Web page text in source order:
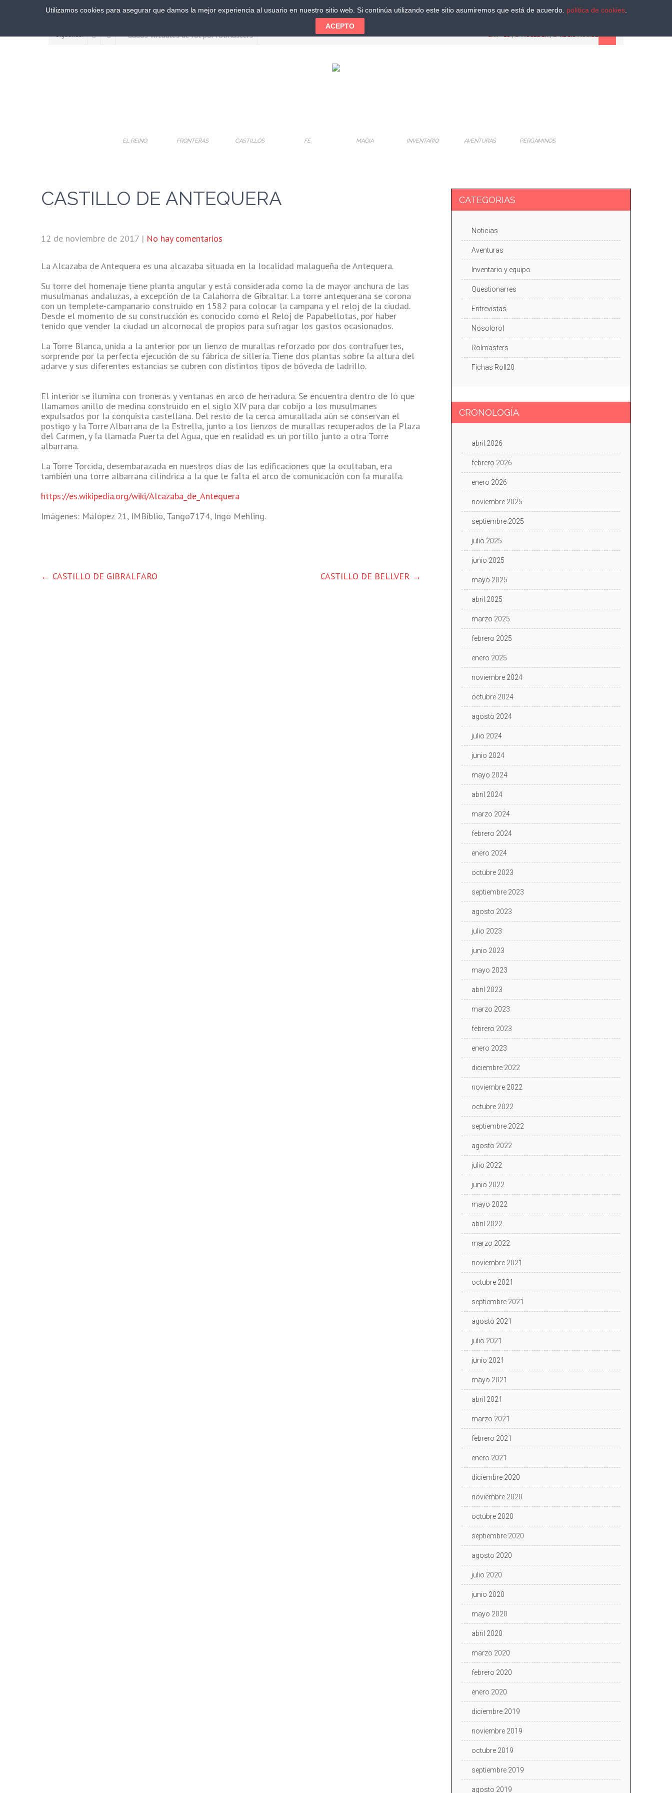
Síguenos: CAT-ES| ACCEDER| REGISTRARSE
EL REINO FRONTERAS CASTILLOS FE MAGIA INVENTARIO AVENTURAS PERGAMINOS
CASTILLO DE ANTEQUERA
12 de noviembre de 2017 | No hay comentarios
La Alcazaba de Antequera es una alcazaba situada en la localidad malagueña de Antequera.
Su torre del homenaje tiene planta angular y está considerada como la de mayor anchura de las
musulmanas andaluzas, a excepción de la Calahorra de Gibraltar. La torre antequerana se corona
con un templete-campanario construido en 1582 para colocar la campana y el reloj de la ciudad.
Desde el momento de su construcción es conocido como el Reloj de Papabellotas, por haber
tenido que vender la ciudad un alcornocal de propios para sufragar los gastos ocasionados.
La Torre Blanca, unida a la anterior por un lienzo de murallas reforzado por dos contrafuertes,
sorprende por la perfecta ejecución de su fábrica de sillería. Tiene dos plantas sobre la altura del
adarve y sus diferentes estancias se cubren con distintos tipos de bóveda de ladrillo.
El interior se ilumina con troneras y ventanas en arco de herradura. Se encuentra dentro de lo que
llamamos anillo de medina construido en el siglo XIV para dar cobijo a los musulmanes
expulsados por la conquista castellana. Del resto de la cerca amurallada aún se conservan el
postigo y la Torre Albarrana de la Estrella, junto a los lienzos de murallas recuperados de la Plaza
del Carmen, y la llamada Puerta del Agua, que en realidad es un portillo junto a otra Torre
albarrana.
La Torre Torcida, desembarazada en nuestros días de las edificaciones que la ocultaban, era
también una torre albarrana cilíndrica a la que le falta el arco de comunicación con la muralla.
https://es.wikipedia.org/wiki/Alcazaba_de_Antequera
Imágenes: Malopez 21, IMBiblio, Tango7174, Ingo Mehling.
OTRAS
← CASTILLO DE GIBRALFARO CASTILLO DE BELLVER →
CATEGORIAS
Noticias
Aventuras
Inventario y equipo
Questionarres
Entrevistas
Nosolorol
Rolmasters
Fichas Roll20
CRONOLOGÍA
abril 2026
febrero 2026
enero 2026
noviembre 2025
septiembre 2025
julio 2025
junio 2025
mayo 2025
abril 2025
marzo 2025
febrero 2025
enero 2025
noviembre 2024
octubre 2024
agosto 2024
julio 2024
junio 2024
mayo 2024
abril 2024
marzo 2024
febrero 2024
enero 2024
octubre 2023
septiembre 2023
agosto 2023
julio 2023
junio 2023
mayo 2023
abril 2023
marzo 2023
febrero 2023
enero 2023
diciembre 2022
noviembre 2022
octubre 2022
septiembre 2022
agosto 2022
julio 2022
junio 2022
mayo 2022
abril 2022
marzo 2022
noviembre 2021
octubre 2021
septiembre 2021
agosto 2021
julio 2021
junio 2021
mayo 2021
abril 2021
marzo 2021
febrero 2021
enero 2021
diciembre 2020
noviembre 2020
octubre 2020
septiembre 2020
agosto 2020
julio 2020
junio 2020
mayo 2020
abril 2020
marzo 2020
febrero 2020
enero 2020
diciembre 2019
noviembre 2019
octubre 2019
septiembre 2019
agosto 2019
Utilizamos cookies para asegurar que damos la mejor experiencia al usuario en nuestro sitio web. Si continúa utilizando este sitio asumiremos que está de acuerdo. política de cookies.
ACEPTO